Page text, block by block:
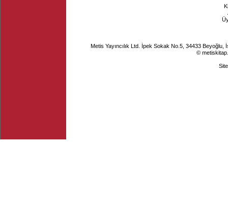
Metis Yayıncılık Ltd. İpek Sokak No.5, 34433
©